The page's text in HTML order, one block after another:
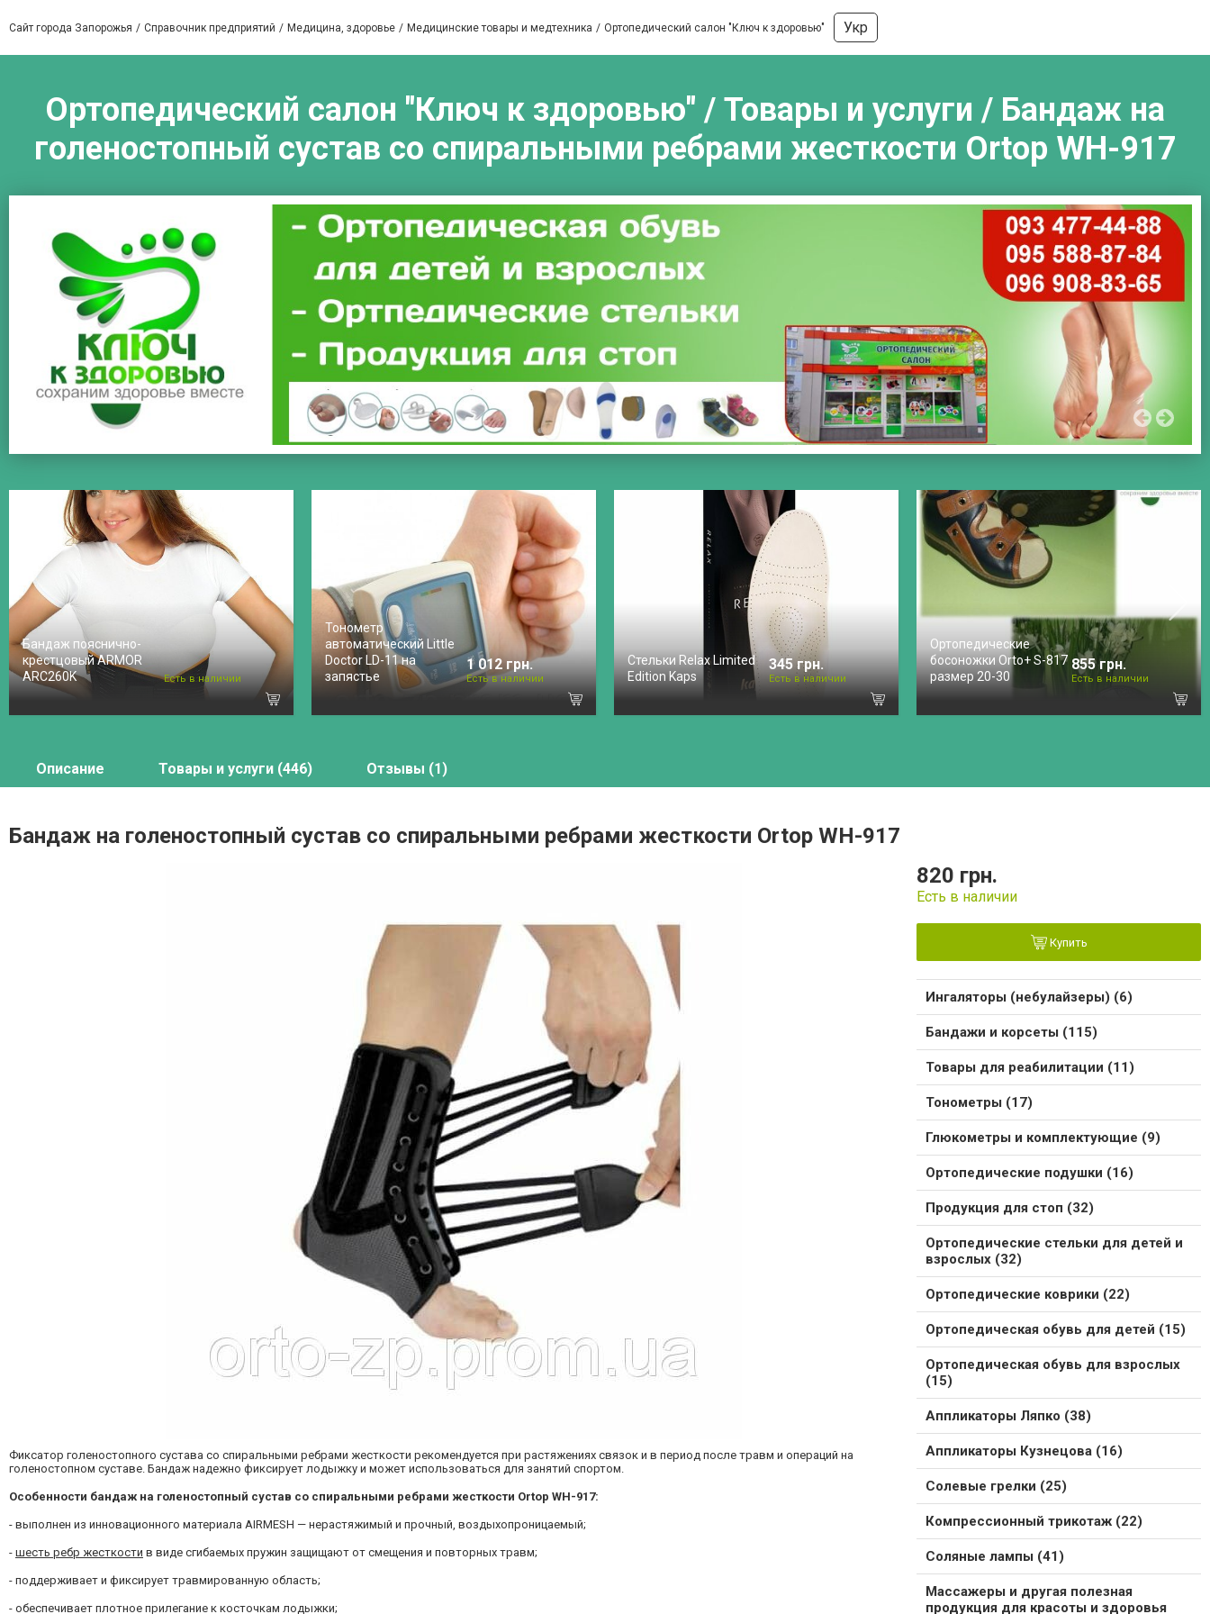
Сайт города Запорожья Справочник предприятий Медицина, здоровье Медицинские товары и медтехника Ортопедический салон "Ключ к здоровью" Укр
Ортопедический салон "Ключ к здоровью" / Товары и услуги / Бандаж на
голеностопный сустав со спиральными ребрами жесткости Ortop WH-917
Бандаж пояснично-
крестцовый ARMOR
ARC260K
Есть в наличии
Тонометр
автоматический Little
Doctor LD-11 на
запястье
1 012 грн.
Есть в наличии
Стельки Relax Limited
Edition Kaps
345 грн.
Есть в наличии
Ортопедические
босоножки Orto+ S-817
размер 20-30
855 грн.
Есть в наличии
Описание Товары и услуги (446) Отзывы (1)
Бандаж на голеностопный сустав со спиральными ребрами жесткости Ortop WH-917
Фиксатор голеностопного сустава со спиральными ребрами жесткости рекомендуется при растяжениях связок и в период после травм и операций на
голеностопном суставе. Бандаж надежно фиксирует лодыжку и может использоваться для занятий спортом.
Особенности бандаж на голеностопный сустав со спиральными ребрами жесткости Ortop WH-917:
- выполнен из инновационного материала AIRMESH — нерастяжимый и прочный, воздыхопроницаемый;
- шесть ребр жесткости в виде сгибаемых пружин защищают от смещения и повторных травм;
- поддерживает и фиксирует травмированную область;
- обеспечивает плотное прилегание к косточкам лодыжки;
820 грн.
Есть в наличии
Купить
Ингаляторы (небулайзеры) (6)
Бандажи и корсеты (115)
Товары для реабилитации (11)
Тонометры (17)
Глюкометры и комплектующие (9)
Ортопедические подушки (16)
Продукция для стоп (32)
Ортопедические стельки для детей и
взрослых (32)
Ортопедические коврики (22)
Ортопедическая обувь для детей (15)
Ортопедическая обувь для взрослых
(15)
Аппликаторы Ляпко (38)
Аппликаторы Кузнецова (16)
Солевые грелки (25)
Компрессионный трикотаж (22)
Соляные лампы (41)
Массажеры и другая полезная
продукция для красоты и здоровья